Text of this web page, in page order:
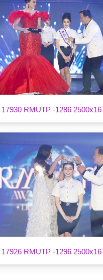
17930 RMUTP -1286
17926 RMUTP -1296